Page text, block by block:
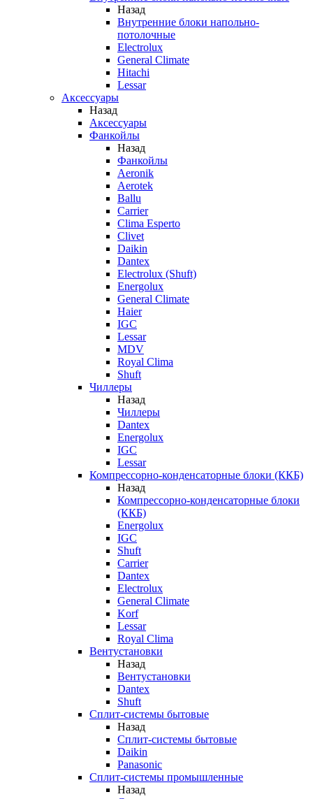
Назад
Внутренние блоки напольно-
потолочные
Electrolux
General Climate
Hitachi
Lessar
Аксессуары
Назад
Аксессуары
Фанкойлы
Назад
Фанкойлы
Aeronik
Aerotek
Ballu
Carrier
Clima Esperto
Clivet
Daikin
Dantex
Electrolux (Shuft)
Energolux
General Climate
Haier
IGC
Lessar
MDV
Royal Clima
Shuft
Чиллеры
Назад
Чиллеры
Dantex
Energolux
IGC
Lessar
Компрессорно-конденсаторные блоки (ККБ)
Назад
Компрессорно-конденсаторные блоки
(ККБ)
Energolux
IGC
Shuft
Carrier
Dantex
Electrolux
General Climate
Korf
Lessar
Royal Clima
Вентустановки
Назад
Вентустановки
Dantex
Shuft
Сплит-системы бытовые
Назад
Сплит-системы бытовые
Daikin
Panasonic
Сплит-системы промышленные
Назад